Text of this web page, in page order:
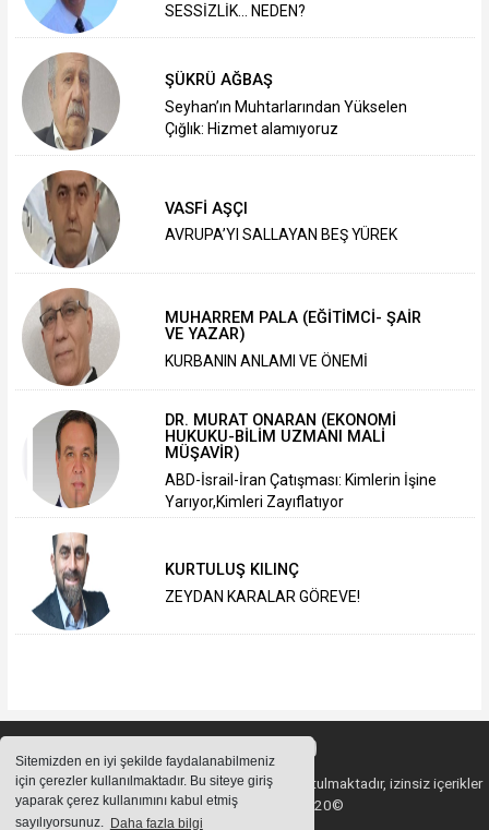
Sitemizden en iyi şekilde faydalanabilmeniz
için çerezler kullanılmaktadır. Bu siteye giriş
yaparak çerez kullanımını kabul etmiş
sayılıyorsunuz. Daha fazla bilgi
SESSİZLİK... NEDEN?
ŞÜKRÜ AĞBAŞ
Seyhan’ın Muhtarlarından Yükselen
Çığlık: Hizmet alamıyoruz
VASFİ AŞÇI
AVRUPA’YI SALLAYAN BEŞ YÜREK
MUHARREM PALA (EĞİTİMCİ- ŞAİR
VE YAZAR)
KURBANIN ANLAMI VE ÖNEMİ
DR. MURAT ONARAN (EKONOMİ
HUKUKU-BİLİM UZMANI MALİ
MÜŞAVİR)
ABD-İsrail-İran Çatışması: Kimlerin İşine
Yarıyor,Kimleri Zayıflatıyor
KURTULUŞ KILINÇ
ZEYDAN KARALAR GÖREVE!
Sitemizde bulunan içeriklerin tüm hakları saklı tutulmaktadır, izinsiz içerikler
kullanılamaz. Copyright 2020©